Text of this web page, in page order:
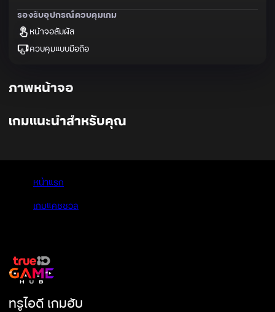
รองรับอุปกรณ์ควบคุมเกม
หน้าจอสัมผัส
ควบคุมแบบมือถือ
ภาพหน้าจอ
เกมแนะนำสำหรับคุณ
หน้าแรก
เกมแคชชวล
ทรูไอดี เกมฮับ